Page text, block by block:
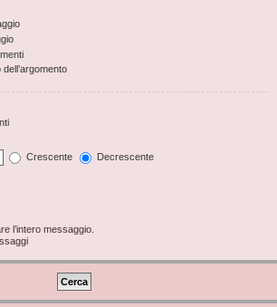
Crescente
Decrescente
l’intero messaggio.